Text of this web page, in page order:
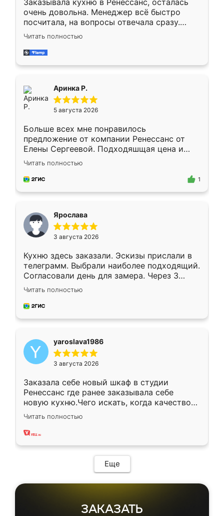
Заказывала кухню в Ренессанс, осталась
очень довольна. Менеджер всё быстро
посчитала, на вопросы отвечала сразу.
Замерщик приехал в субботу, подошёл к
делу со всей ответственностью. Собрали
за день, ребята работали аккуратно, даже
Читать полностью
Аринка Р.
5 августа 2026
Больше всех мне понравилось
предложение от компании Ренессанс от
Елены Сергеевой. Подходяшщая цена и
короткие сроки изготовления. Приехавший
для замера сотрудник Владислав
предложил по моему эскизу самый
Читать полностью
1
Ярослава
3 августа 2026
Кухню здесь заказали. Эскизы прислали в
телеграмм. Выбрали наиболее подходящий.
Согласовали день для замера. Через 3
недели кухня была уже готова. Остались
довольны работой. Спасибо Ренессанс
мебель за качественную работу!
Читать полностью
yaroslava1986
3 августа 2026
Заказала себе новый шкаф в студии
Ренессанс где ранее заказывала себе
новую кухню.Чего искать, когда качеством
вполне довольна. Служит кухня уже почти
два года, нареканий нет.
Читать полностью
Еще
ЗАКАЗАТЬ